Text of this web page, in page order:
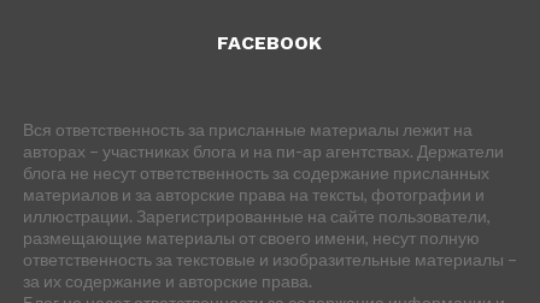
FACEBOOK
Вся ответственность за присланные материалы лежит на
авторах – участниках блога и на пи-ар агентствах. Держатели
блога не несут ответственность за содержание присланных
материалов и за авторские права на тексты, фотографии и
иллюстрации. Зарегистрированные на сайте пользователи,
размещающие материалы от своего имени, несут полную
ответственность за текстовые и изобразительные материалы –
за их содержание и авторские права.